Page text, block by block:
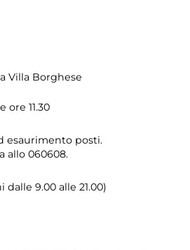
Villa Borghese
ore 11.30
esaurimento posti.
allo 060608.
9.00 alle 21.00)